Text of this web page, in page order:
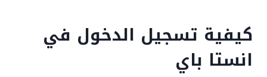
كيفية تسجيل الدخول في
انستا باي